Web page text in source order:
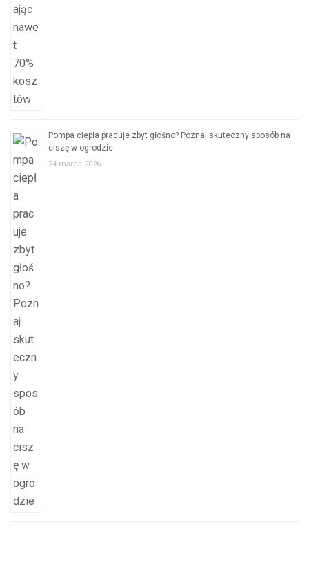
Pompa ciepła pracuje zbyt głośno? Poznaj skuteczny sposób na
ciszę w ogrodzie
24 marca 2026